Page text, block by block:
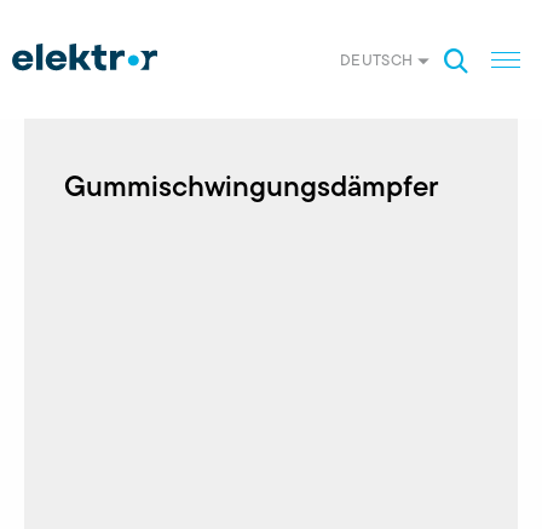
DEUTSCH
Gummischwingungsdämpfer